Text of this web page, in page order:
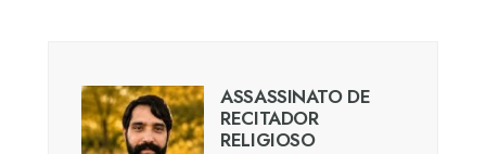
ASSASSINATO DE
RECITADOR
RELIGIOSO